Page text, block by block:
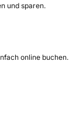
und sparen.
online buchen.